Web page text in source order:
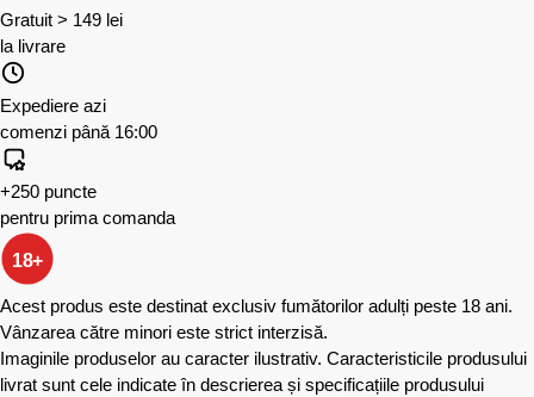
Gratuit > 149 lei
la livrare
Expediere azi
comenzi până 16:00
+250 puncte
pentru prima comanda
18+
Acest produs este destinat exclusiv fumătorilor adulți peste 18 ani.
Vânzarea către minori este strict interzisă.
Imaginile produselor au caracter ilustrativ. Caracteristicile produsului
livrat sunt cele indicate în descrierea și specificațiile produsului